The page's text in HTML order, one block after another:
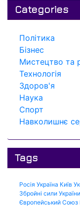
Categories
Політика
Бізнес
Мистецтво та
Технологія
Здоров'я
Наука
Спорт
Навколишнє
Tags
Росія Україна Київ
Збройні сили України
Європейський Союз